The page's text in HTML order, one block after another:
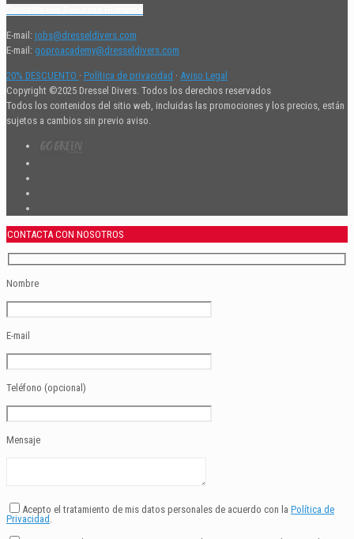
E-mail: jobs@dresseldivers.com
E-mail: goproacademy@dresseldivers.com
20% DESCUENTO · Política de privacidad · Aviso Legal
Copyright ©2025 Dressel Divers. Todos los derechos reservados
Todos los contenidos del sitio web, incluidas las promociones y los precios, están
sujetos a cambios sin previo aviso.
CONTACTA CON NOSOTROS
Nombre
E-mail
Teléfono (opcional)
Mensaje
Acepto el tratamiento de mis datos personales de acuerdo con la Política de
Privacidad .